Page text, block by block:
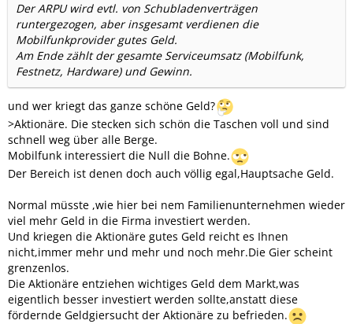
Der ARPU wird evtl. von Schubladenverträgen
runtergezogen, aber insgesamt verdienen die
Mobilfunkprovider gutes Geld.
Am Ende zählt der gesamte Serviceumsatz (Mobilfunk,
Festnetz, Hardware) und Gewinn.
und wer kriegt das ganze schöne Geld?
>Aktionäre. Die stecken sich schön die Taschen voll und sind
schnell weg über alle Berge.
Mobilfunk interessiert die Null die Bohne.
Der Bereich ist denen doch auch völlig egal,Hauptsache Geld.
Normal müsste ,wie hier bei nem Familienunternehmen wieder
viel mehr Geld in die Firma investiert werden.
Und kriegen die Aktionäre gutes Geld reicht es Ihnen
nicht,immer mehr und mehr und noch mehr.Die Gier scheint
grenzenlos.
Die Aktionäre entziehen wichtiges Geld dem Markt,was
eigentlich besser investiert werden sollte,anstatt diese
fördernde Geldgiersucht der Aktionäre zu befrieden.